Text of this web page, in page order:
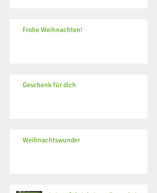
Frohe Weihnachten!
Geschenk für dich
Weihnachtswunder